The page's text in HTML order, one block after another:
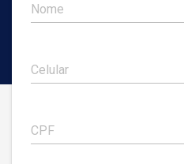
Nome
Celular
CPF